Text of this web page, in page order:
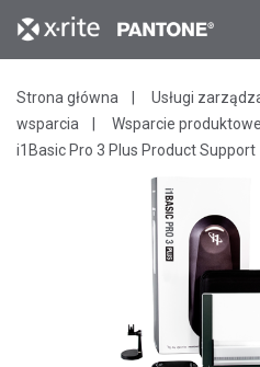
Strona główna
Usługi
wsparcia
Wsparcie produktowe
i1Basic Pro 3 Plus Product Support